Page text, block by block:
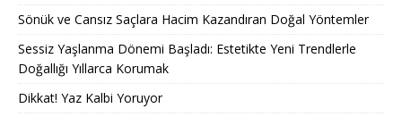
Sönük ve Cansız Saçlara Hacim Kazandıran Doğal Yöntemler
Sessiz Yaşlanma Dönemi Başladı: Estetikte Yeni Trendlerle
Doğallığı Yıllarca Korumak
Dikkat! Yaz Kalbi Yoruyor